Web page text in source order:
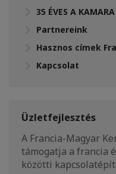
35 ÉVES A KAMARA
Partnereink
Hasznos címek
Kapcsolat
Üzletfejlesztés
A Francia-Magyar
támogatja a francia
közötti